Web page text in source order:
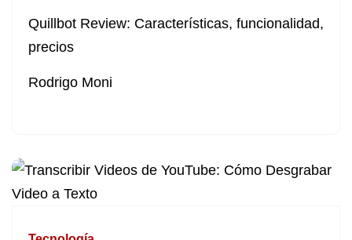
Quillbot Review: Características, funcionalidad,
precios
Rodrigo Moni